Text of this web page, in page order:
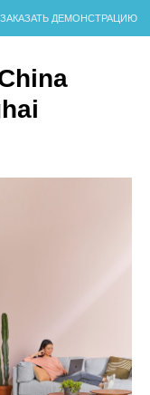
ЗАКАЗАТЬ ДЕМОНСТРАЦИЮ